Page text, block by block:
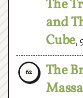
and
Cube,
62
The